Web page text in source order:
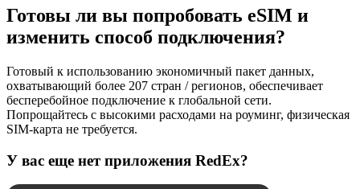
Готовы ли вы попробовать eSIM и
изменить способ подключения?
Готовый к использованию экономичный пакет данных,
охватывающий более 207 стран / регионов, обеспечивает
бесперебойное подключение к глобальной сети.
Попрощайтесь с высокими расходами на роуминг, физическая
SIM-карта не требуется.
У вас еще нет приложения RedEx?